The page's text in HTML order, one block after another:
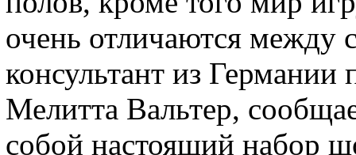
очень отличаются между
консультант из
Мелитта Вальтер,
собой настоящий набор